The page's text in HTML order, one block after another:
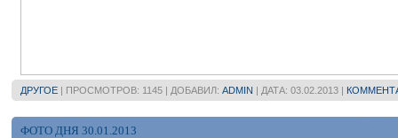
ДРУГОЕ | ПРОСМОТРОВ: 1145 | ДОБАВИЛ: ADMIN | ДАТА: 03.02.2013 |
ФОТО ДНЯ 30.01.2013